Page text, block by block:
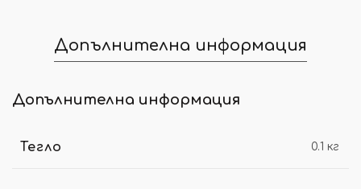
Допълнителна информация
Допълнителна информация
Тегло 0.1 кг